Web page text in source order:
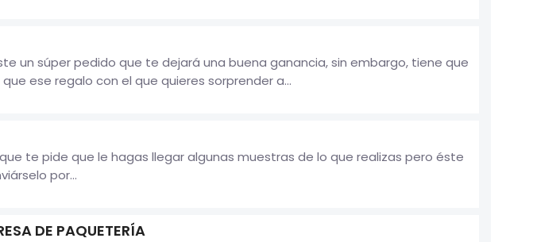
un súper pedido que te dejará una buena ganancia, sin embargo, tiene que
ese regalo con el que quieres sorprender a...
te pide que le hagas llegar algunas muestras de lo que realizas pero éste
por...
DE PAQUETERÍA